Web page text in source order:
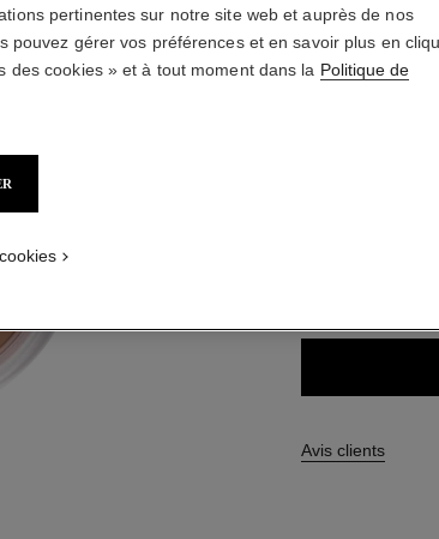
Crème Gel Fini
Hâlé.
En savoir plus
SOLEIL TAN
Avis clients
pertinentes sur notre site web et auprès de nos
pouvez gérer vos préférences et en savoir plus en
des cookies » et à tout moment dans la Politique de